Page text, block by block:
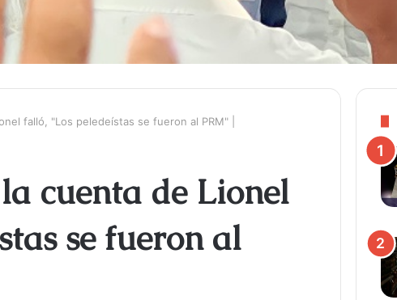
falló, "Los peledeístas se fueron al PRM" |
cuenta de Lionel
se fueron al